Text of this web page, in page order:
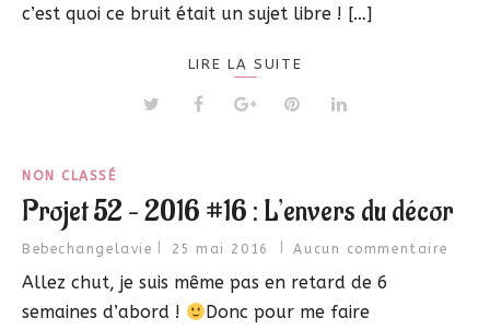
c’est quoi ce bruit était un sujet libre ! […]
LIRE LA SUITE
NON CLASSÉ
Projet 52 – 2016 #16 : L’envers du décor
Bebechangelavie 25 mai 2016 Aucun commentaire
Allez chut, je suis même pas en retard de 6
semaines d’abord !
Donc pour me faire